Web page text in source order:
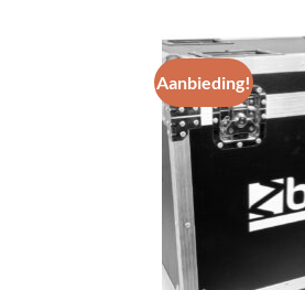
Aanbieding!